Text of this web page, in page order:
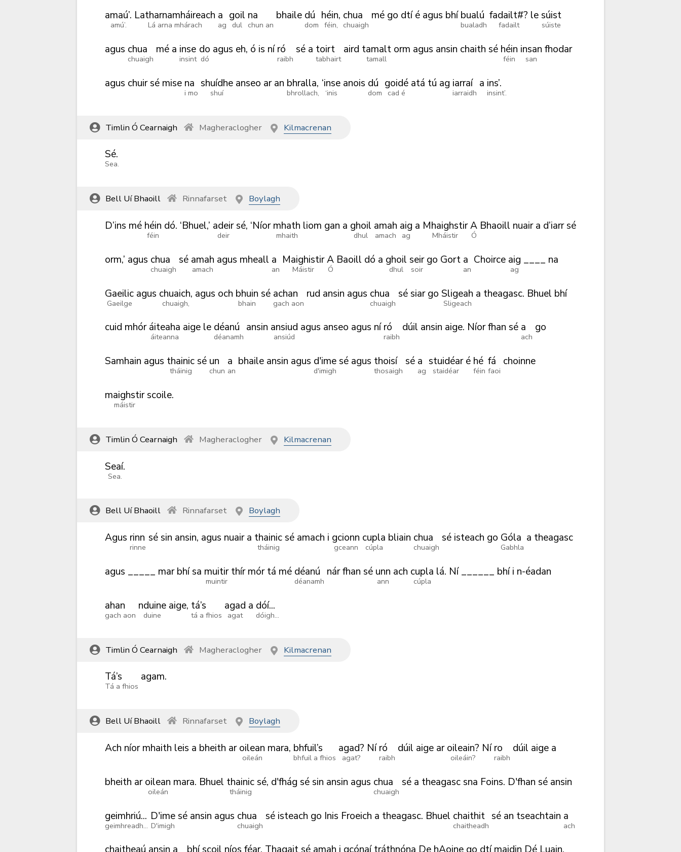
amaú’.
amú’.
Latharnamháireach
Lá arna mhárach
a
ag
goil
dul
na
chun an
bhaile dú
dom
héin,
féin,
chua
chuaigh
mé go dtí é agus bhí bualú
bualadh
fadailt#?
fadailt
lesúist
súiste
agus chua
chuaigh
mé a inse
insint
do
dó
agus eh, ó is ní ró
raibh
sé a toirt
tabhairt
aird tamalt
tamall
orm agus ansin chaith sé héin
féin
insan
san
fhodar
agus chuirsé mise na
i mo
shuídhe
shuí
anseo ar an bhralla,
bhrollach,
‘inse
‘inis
anois dú
dom
goidé
cad é
atá tú ag iarraí
iarraidh
a ins’.
insint’.
Timlin Ó Cearnaigh Magheraclogher Kilmacrenan
Sé.
Sea.
Bell Uí Bhaoill Rinnafarset Boylagh
D’ins mé héin
féin
dó. ‘Bhuel,’ adeir
deir
sé, ‘Níor mhath
mhaith
liom gan a ghoil
dhul
amah
amach
aig
ag
a Mhaighstir
Mháistir
A
Ó
Bhaoill nuair a d’iarrsé
orm,’ agus chua
chuaigh
sé amah
amach
agus mheall a
an
Maighistir
Máistir
A
Ó
Baoill dó a ghoil
dhul
seir
soir
go Gort a
an
Choirce aig
ag
____ na
Gaeilic
Gaeilge
agus chuaich,
chuaigh,
agus och bhuin
bhain
sé achan
gach aon
rud ansin agus chua
chuaigh
sésiar go Sligeah
Sligeach
a theagasc. Bhuel bhí
cuid mhór áiteaha
áiteanna
aige le déanú
déanamh
ansin ansiud
ansiúd
agus anseo agus ní ró
raibh
dúil ansin aige. Níorfhan sé a
ach
go
Samhain agus thainic
tháinig
sé un
chun
a
an
bhaile ansin agus d'ime
d'imigh
sé agus thoisí
thosaigh
sé a
ag
stuidéar
staidéar
é hé
féin
fá
faoi
choinne
maighstir
máistir
scoile.
Timlin Ó Cearnaigh Magheraclogher Kilmacrenan
Seaí.
Sea.
Bell Uí Bhaoill Rinnafarset Boylagh
Agus rinn
rinne
sésin ansin, agus nuair a thainic
tháinig
sé amach i gcionn
gceann
cupla
cúpla
bliain chua
chuaigh
sé isteach go Góla
Gabhla
a theagasc
agus _____ mar bhísa muitir
muintir
thír mór tá mé déanú
déanamh
nárfhan sé unn
ann
ach cupla
cúpla
lá. Ní ______ bhí i n-éadan
ahan
gach aon
nduine
duine
aige, tá’s
tá a fhios
agad
agat
a dóí...
dóigh...
Timlin Ó Cearnaigh Magheraclogher Kilmacrenan
Tá’s
Tá a fhios
agam.
Bell Uí Bhaoill Rinnafarset Boylagh
Ach níor mhaith leis a bheith ar oilean
oileán
mara, bhfuil’s
bhfuil a fhios
agad?
agat?
Ní ró
raibh
dúil aige ar oileain?
oileáin?
Ní ro
raibh
dúil aige a
bheith ar oilean
oileán
mara. Bhuel thainic
tháinig
sé, d'fhág sésin ansin agus chua
chuaigh
sé a theagascsna Foins. D'fhan sé ansin
geimhriú...
geimhreadh...
D'ime
D'imigh
sé ansin agus chua
chuaigh
sé isteach go Inis Froeich a theagasc. Bhuel chaithit
chaitheadh
sé an tseachtain a
ach